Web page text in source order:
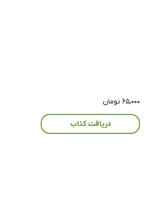
۶۵,۰۰۰ تومان
دریافت کتاب